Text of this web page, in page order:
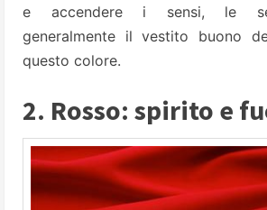
e accendere i sensi, le
generalmente il vestito buono
questo colore.
2. Rosso: spirito e